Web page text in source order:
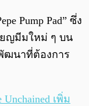
Pump Pad” ซึ่ง
ยญมีมใหม่ ๆ บน
ฒนาที่ต้องการ
เพิ่ม